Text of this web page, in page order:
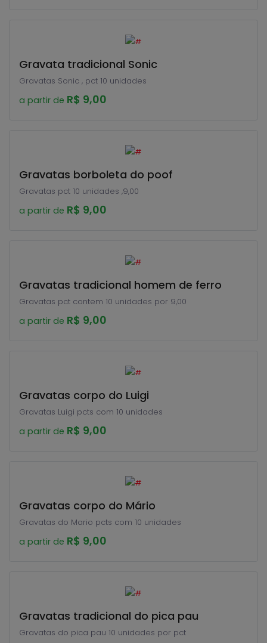
Gravata tradicional Sonic
Gravatas Sonic , pct 10 unidades
a partir de R$ 9,00
Gravatas borboleta do poof
Gravatas pct 10 unidades ,9,00
a partir de R$ 9,00
Gravatas tradicional homem de ferro
Gravatas pct contem 10 unidades por 9,00
a partir de R$ 9,00
Gravatas corpo do Luigi
Gravatas Luigi pcts com 10 unidades
a partir de R$ 9,00
Gravatas corpo do Mário
Gravatas do Mario pcts com 10 unidades
a partir de R$ 9,00
Gravatas tradicional do pica pau
Gravatas do pica pau 10 unidades por pct